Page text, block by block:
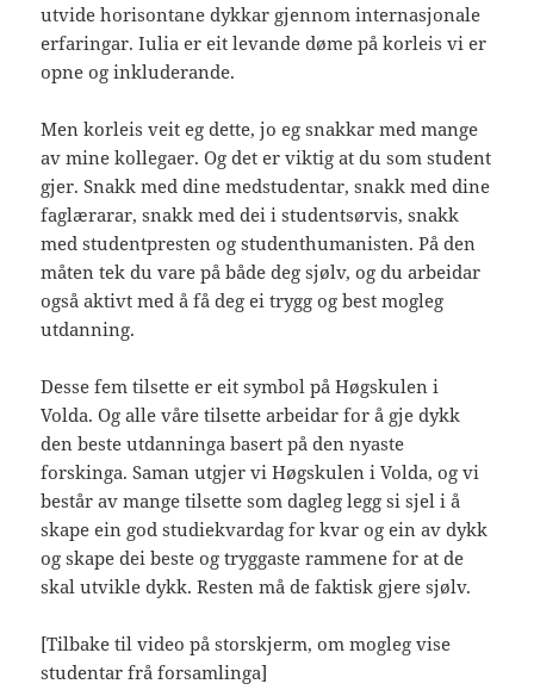
utvide horisontane dykkar gjennom internasjonale
erfaringar. Iulia er eit levande døme på korleis vi er
opne og inkluderande.
Men korleis veit eg dette, jo eg snakkar med mange
av mine kollegaer. Og det er viktig at du som student
gjer. Snakk med dine medstudentar, snakk med dine
faglærarar, snakk med dei i studentsørvis, snakk
med studentpresten og studenthumanisten. På den
måten tek du vare på både deg sjølv, og du arbeidar
også aktivt med å få deg ei trygg og best mogleg
utdanning.
Desse fem tilsette er eit symbol på Høgskulen i
Volda. Og alle våre tilsette arbeidar for å gje dykk
den beste utdanninga basert på den nyaste
forskinga. Saman utgjer vi Høgskulen i Volda, og vi
består av mange tilsette som dagleg legg si sjel i å
skape ein god studiekvardag for kvar og ein av dykk
og skape dei beste og tryggaste rammene for at de
skal utvikle dykk. Resten må de faktisk gjere sjølv.
[Tilbake til video på storskjerm, om mogleg vise
studentar frå forsamlinga]